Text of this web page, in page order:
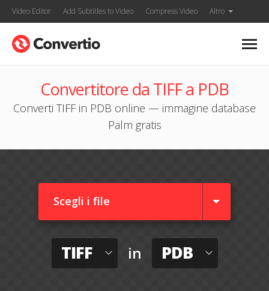
Video Editor Add Subtitles to Video Compress Video Altro
Convertitore da TIFF a PDB
Converti TIFF in PDB online — immagine database
Palm gratis
Scegli i file
TIFF in PDB